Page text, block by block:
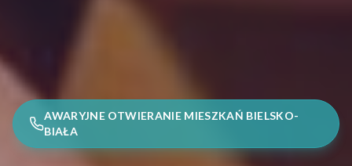
AWARYJNE OTWIERANIE MIESZKAŃ BIELSKO-
BIAŁA